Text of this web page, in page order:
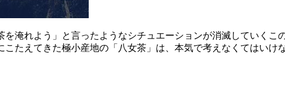
淹れよう」と言ったようなシチュエーションが消滅していく
たえてきた極小産地の「八女茶」は、本気で考えなくてはい